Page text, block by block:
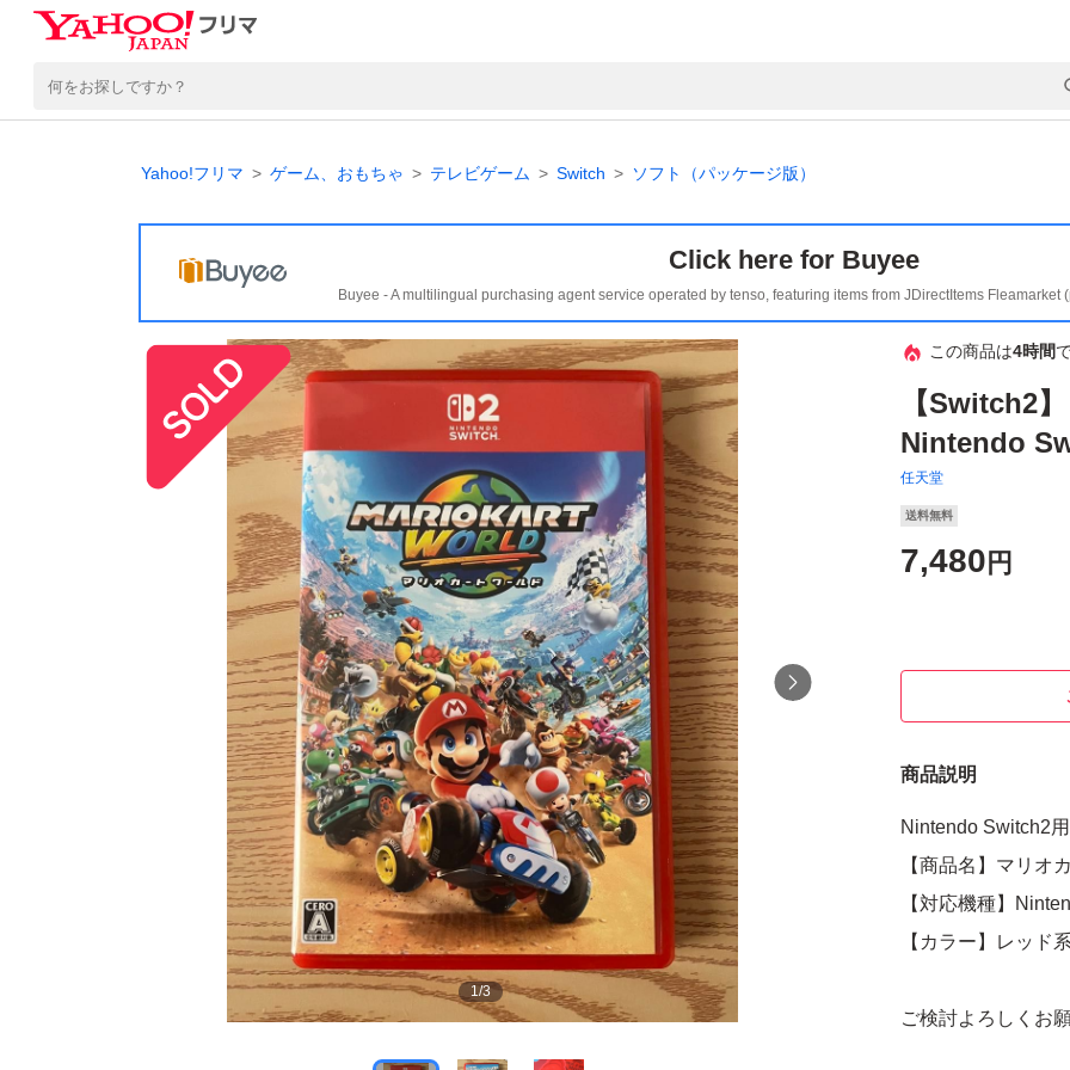
Yahoo!フリマ ゲーム、おもちゃ テレビゲーム Switch ソフト（パッケージ版）
Click here for Buyee
Buyee - A multilingual purchasing agent service operated by tenso, featuring items from JDirectItems Fleamarket
1/3
この商品は4時間
【Switch2
Nintendo
任天堂
送料無料
7,480 円
商品説明
Nintendo Switch2
【商品名】マリオ
【対応機種】
【カラー】レッド
ご検討よろしくお